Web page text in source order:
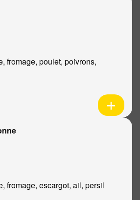
fromage, poulet, poivrons,
fromage, escargot, ail, persil